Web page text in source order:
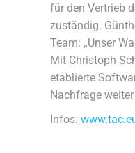
für den Vertrieb
zuständig.
Team: „Unser
Mit Christoph
etablierte
Nachfrage
Infos: